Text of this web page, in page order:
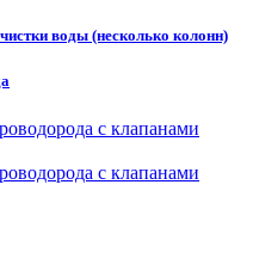
воды (несколько колонн)
с клапанами
с клапанами